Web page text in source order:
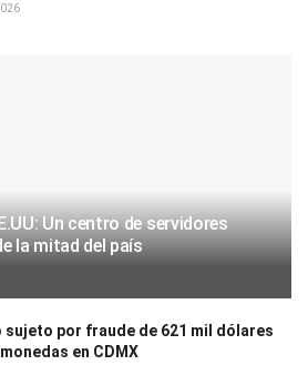
Un centro de servidores
la mitad del país
sujeto por fraude de 621 mil dólares
en CDMX